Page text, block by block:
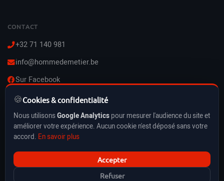
🍪Cookies & confidentialité
Nous utilisonsGoogle Analytics pour mesurer l'audience du site et
améliorer votre expérience. Aucun cookie n'est déposé sans votre
accord. En savoir plus
Accepter
Refuser
CONTACT
+32 71 140 981
info@hommedemetier.be
Sur Facebook
Lun–Ven : 8h–21h
Vacances & jours fériés inclus
HommeDeMetier.be © 2026 — BE0778316221